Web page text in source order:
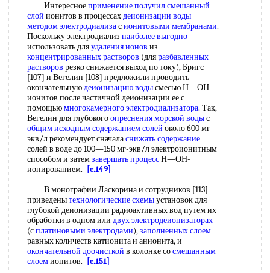
Интересноеприменение получилсмешанный
слой ионитов в процессахдеионизации воды
методом электродиализасионитовыми мембранами.
Поскольку электродиализ наиболее выгодно
использовать дляудаления ионов из
концентрированных растворов (дляразбавленных
растворов резко снижается выход по току), Бригс
[107] и Вегелин [108] предложили проводить
окончательнуюдеионизацию водысмесью Н—ОН-
ионитов после частичной деионизации ее с
помощьюмногокамерного электродиализатора. Так,
Вегелин для глубокогоопреснения морской водыс
общим исходнымсодержанием солей около 600 мг-
экв/л рекомендует сначаласнижать содержание
солей в воде до 100—150 мг-экв/л электроионитным
способом и затемзавершать процессН—ОН-
ионированием.
[c.149]
В монографии Ласкорина и сотрудников [113]
приведенытехнологические схемыустановок для
глубокой деионизации радиоактивных вод путем их
обработки в одном или двухэлектродеионизаторах
(сплатиновыми электродами),заполненных слоем
равных количеств катионита и анионита, и
окончательной доочисткой в колонке сосмешанным
слоемионитов. [c.151]